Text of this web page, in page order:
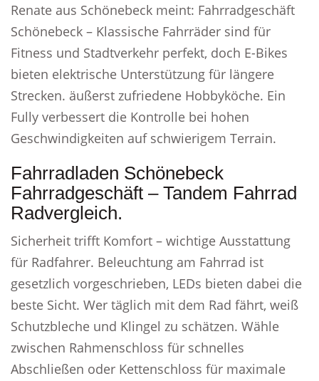
Renate aus Schönebeck meint: Fahrradgeschäft
Schönebeck – Klassische Fahrräder sind für
Fitness und Stadtverkehr perfekt, doch E-Bikes
bieten elektrische Unterstützung für längere
Strecken. äußerst zufriedene Hobbyköche. Ein
Fully verbessert die Kontrolle bei hohen
Geschwindigkeiten auf schwierigem Terrain.
Fahrradladen Schönebeck
Fahrradgeschäft – Tandem Fahrrad
Radvergleich.
Sicherheit trifft Komfort – wichtige Ausstattung
für Radfahrer. Beleuchtung am Fahrrad ist
gesetzlich vorgeschrieben, LEDs bieten dabei die
beste Sicht. Wer täglich mit dem Rad fährt, weiß
Schutzbleche und Klingel zu schätzen. Wähle
zwischen Rahmenschloss für schnelles
Abschließen oder Kettenschloss für maximale